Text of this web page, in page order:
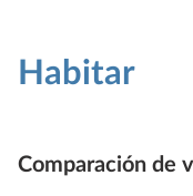
Habitar
Comparación de